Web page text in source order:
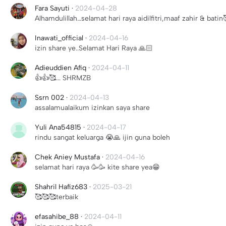
Fara Sayuti · 2024-04-28
Alhamdulillah…selamat hari raya aidilfitri,maaf zahir &
Inawati_official · 2024-04-16
izin share ye..Selamat Hari Raya 🙏🏻
Adieuddien Afiq · 2024-04-11
👍👍🥰... SHRMZB
Ssrn 002 · 2024-04-13
assalamualaikum izinkan saya share
Yuli Ana54815 · 2024-04-17
rindu sangat keluarga 😭🙏 ijin guna boleh
Chek Aniey Mustafa · 2024-04-16
selamat hari raya 🥳🥳 kite share yea😁
Shahril Hafiz683 · 2025-03-21
🥰🥰🥰terbaik
efasahibe_88 · 2024-04-11